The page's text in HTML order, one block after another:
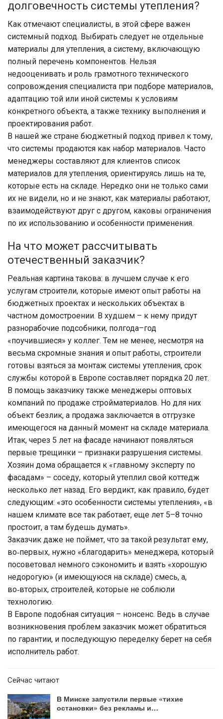
долговечность системы утепления?
Как отмечают специалисты, в этой сфере важен
системный подход. Выбирать следует не отдельные
материалы для утепления, а систему, включающую
полный перечень компонентов. Нельзя
недооценивать и роль грамотного технического
сопровождения специалиста при подборе материалов,
адаптацию той или иной системы к условиям
конкретного объекта, а также технику выполнения и
проектирования работ.
В нашей же стране бюджетный подход привел к тому,
что системы продаются как набор материалов. Часто
менеджеры составляют для клиентов список
материалов для утепления, ориентируясь лишь на те,
которые есть на складе. Нередко они не только сами
их не видели, но и не знают, как материалы работают,
взаимодействуют друг с другом, каковы ограничения
по их использованию и особенности применения.
На что может рассчитывать
отечественный заказчик?
Реальная картина такова: в лучшем случае к его
услугам строители, которые имеют опыт работы на
бюджетных проектах и нескольких объектах в
частном домостроении. В худшем – к нему придут
разнорабочие подсобники, полгода–год
«поучившиеся» у коллег. Тем не менее, несмотря на
весьма скромные знания и опыт работы, строители
готовы взяться за монтаж системы утепления, срок
службы которой в Европе составляет порядка 20 лет.
В помощь заказчику также менеджеры оптовых
компаний по продаже стройматериалов. Но для них
объект безлик, а продажа заключается в отгрузке
имеющегося на данный момент на складе материала.
Итак, через 5 лет на фасаде начинают появляться
первые трещинки – признаки разрушения системы.
Хозяин дома обращается к «главному эксперту по
фасадам» – соседу, который утеплил свой коттедж
несколько лет назад. Его вердикт, как правило, будет
следующим: «это особенности системы утепления», «в
нашем климате все так работает, еще лет 5–8 точно
простоит, а там будешь думать».
Заказчик даже не поймет, что за такой результат ему,
во‑первых, нужно «благодарить» менеджера, который
посоветовал немного сэкономить и взять «хорошую
недорогую» (и имеющуюся на складе) смесь, а,
во‑вторых, строителей, которые не соблюли
технологию.
В Европе подобная ситуация – нонсенс. Ведь в случае
возникновения проблем заказчик может обратиться
по гарантии, и последующую переделку берет на себя
исполнитель работ.
Сейчас читают
В Минске запустили первые «тихие
остановки» без рекламы и…